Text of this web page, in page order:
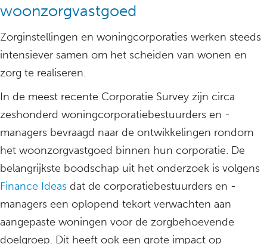
woonzorgvastgoed
Zorginstellingen en woningcorporaties werken steeds
intensiever samen om het scheiden van wonen en
zorg te realiseren.
In de meest recente Corporatie Survey zijn circa
zeshonderd woningcorporatiebestuurders en -
managers bevraagd naar de ontwikkelingen rondom
het woonzorgvastgoed binnen hun corporatie. De
belangrijkste boodschap uit het onderzoek is volgens
Finance Ideas dat de corporatiebestuurders en -
managers een oplopend tekort verwachten aan
aangepaste woningen voor de zorgbehoevende
doelgroep. Dit heeft ook een grote impact op